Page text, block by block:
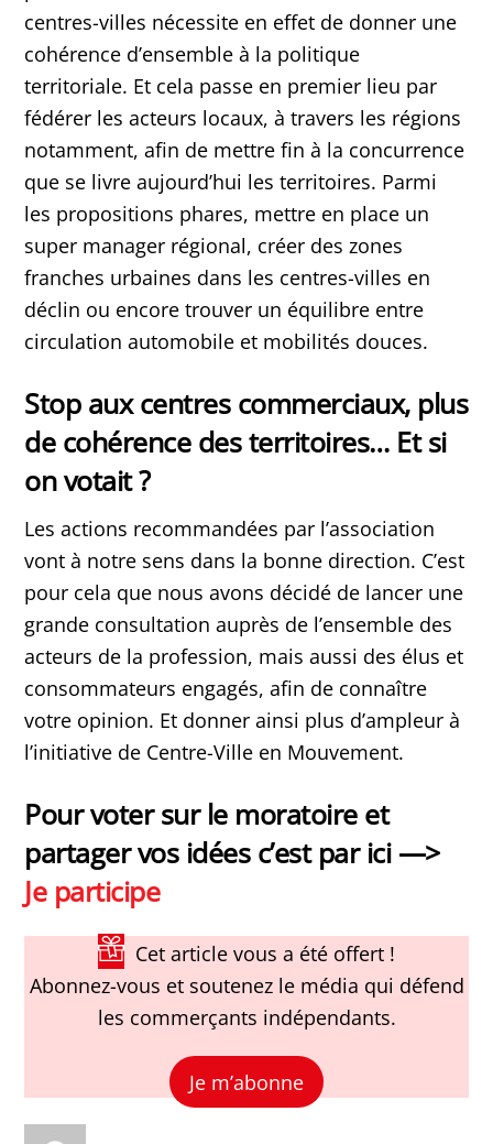
centres-villes nécessite en effet de donner une
cohérence d’ensemble à la politique
territoriale. Et cela passe en premier lieu par
fédérer les acteurs locaux, à travers les régions
notamment, afin de mettre fin à la concurrence
que se livre aujourd’hui les territoires. Parmi
les propositions phares, mettre en place un
super manager régional, créer des zones
franches urbaines dans les centres-villes en
déclin ou encore trouver un équilibre entre
circulation automobile et mobilités douces.
Stop aux centres commerciaux, plus
de cohérence des territoires… Et si
on votait ?
Les actions recommandées par l’association
vont à notre sens dans la bonne direction. C’est
pour cela que nous avons décidé de lancer une
grande consultation auprès de l’ensemble des
acteurs de la profession, mais aussi des élus et
consommateurs engagés, afin de connaître
votre opinion. Et donner ainsi plus d’ampleur à
l’initiative de Centre-Ville en Mouvement.
Pour voter sur le moratoire et
partager vos idées c’est par ici —>
Je participe
Cet article vous a été offert !
Abonnez-vous et soutenez le média qui défend
les commerçants indépendants.
Je m’abonne